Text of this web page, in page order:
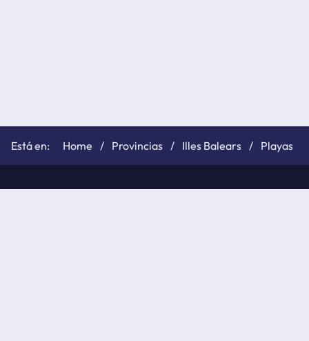
Home Provincias Illes Balears Playas